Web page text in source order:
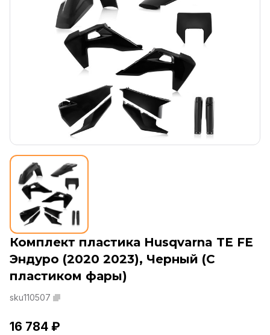
Комплект пластика Husqvarna TE FE
Эндуро (2020 2023), Черный (С
пластиком фары)
sku110507
16 784 ₽